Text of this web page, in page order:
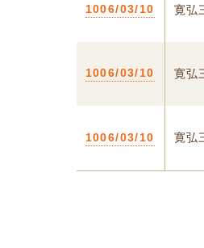
1006/03/10 寛弘
1006/03/10 寛弘
1006/03/10 寛弘